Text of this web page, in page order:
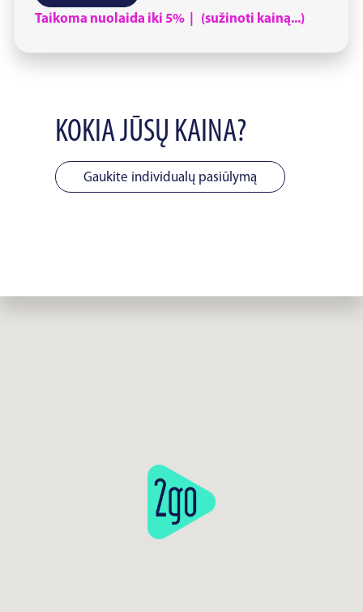
Taikoma nuolaida iki 5% | (sužinoti kainą...)
KOKIA JŪSŲ KAINA?
Gaukite individualų pasiūlymą